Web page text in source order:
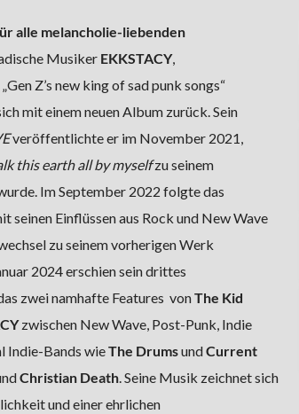
alle melancholie-liebenden
Musiker EKKSTACY,
Z’s new king of sad punk songs“
mit einem neuen Album zurück. Sein
veröffentlichte er im November 2021,
this earth all by myselfzu seinem
Im September 2022 folgte das
seinen Einflüssen aus Rock und New Wave
zu seinem vorherigen Werk
2024 erschien sein drittes
zwei namhafte Features vonThe Kid
zwischen New Wave, Post-Punk, Indie
Indie-Bands wieThe DrumsundCurrent
Christian Death. Seine Musik zeichnet sich
und einer ehrlichen